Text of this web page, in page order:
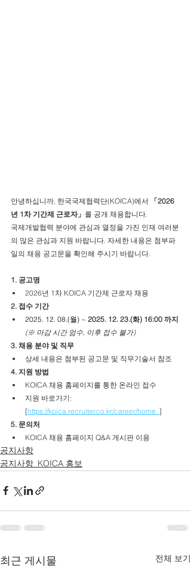
안녕하십니까, 한국국제협력단(KOICA)에서
「2026
년 1차 기간제 근로자」 를 공개 채용합니다.
국제개발협력 분야에 관심과 열정을 가진 인재 여러분
의 많은 관심과 지원 바랍니다. 자세한 내용은 첨부파
일의 채용 공고문을 확인해 주시기 바랍니다.
1. 공고명
2026년 1차 KOICA 기간제 근로자 채용
2. 접수 기간
2025. 12. 08.(월) ~ 2025. 12. 23.(화) 16:00 까지
(※ 마감 시간 엄수, 이후 접수 불가)
3. 채용 분야 및 직무
상세 내용은 첨부된 공고문 및 직무기술서 참조
4. 지원 방법
KOICA 채용 홈페이지를 통한 온라인 접수
지원 바로가기:
[https://koica.recruiter.co.kr/career/home_ ]
5. 문의처
KOICA 채용 홈페이지 Q&A 게시판 이용
공지사항
공지사항_KOICA 홍보
최근 게시물 전체 보기